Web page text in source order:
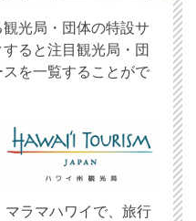
光局・団体の特設サ
ると注目観光局・団
を一覧することがで
マラマハワイで、旅行